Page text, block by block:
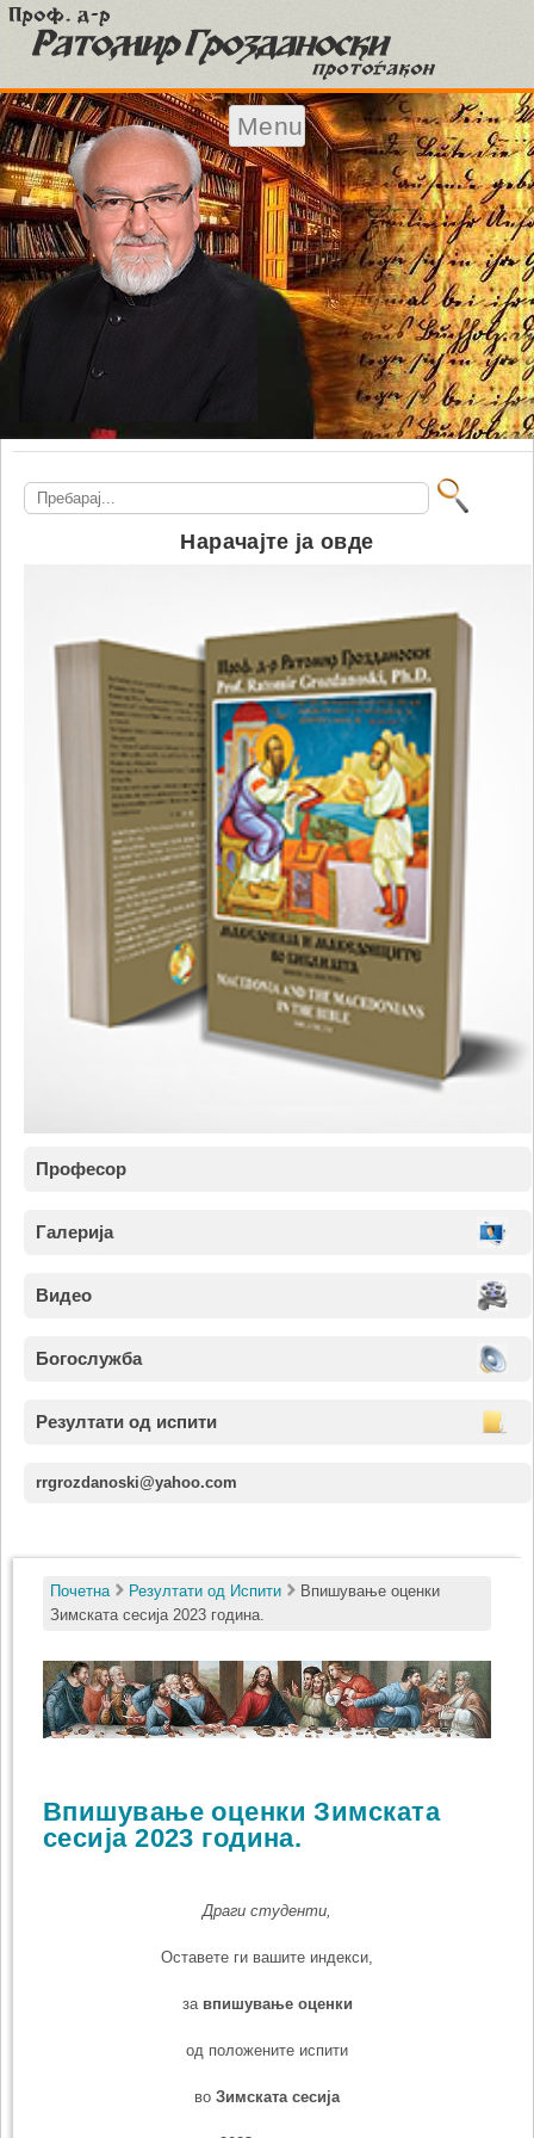
Menu
Skip to content
Search
for:
Нарачајте ја овде
Професор
Галерија
Видео
Богослужба
Резултати од испити
rrgrozdanoski@yahoo.com
Почетна Резултати од Испити
Bпишување оценки
Зимската сесија 2023 година.
Bпишување оценки Зимската
сесија 2023 година.
Драги студенти,
Оставете ги вашите индекси,
за впишување оценки
од положените испити
во Зимската сесија